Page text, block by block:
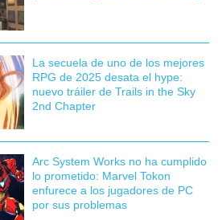
La secuela de uno de los mejores
RPG de 2025 desata el hype:
nuevo tráiler de Trails in the Sky
2nd Chapter
Arc System Works no ha cumplido
lo prometido: Marvel Tokon
enfurece a los jugadores de PC
por sus problemas